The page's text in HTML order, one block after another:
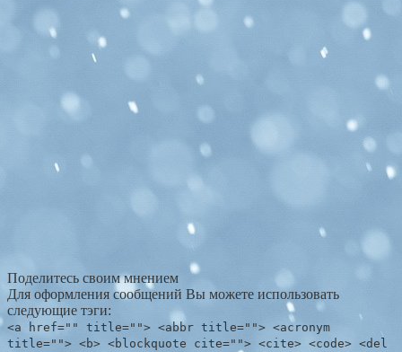
Поделитесь своим мнением
Для оформления сообщений Вы можете использовать
следующие тэги:
<a href="" title=""> <abbr title=""> <acronym
title=""> <b> <blockquote cite=""> <cite> <code> <del